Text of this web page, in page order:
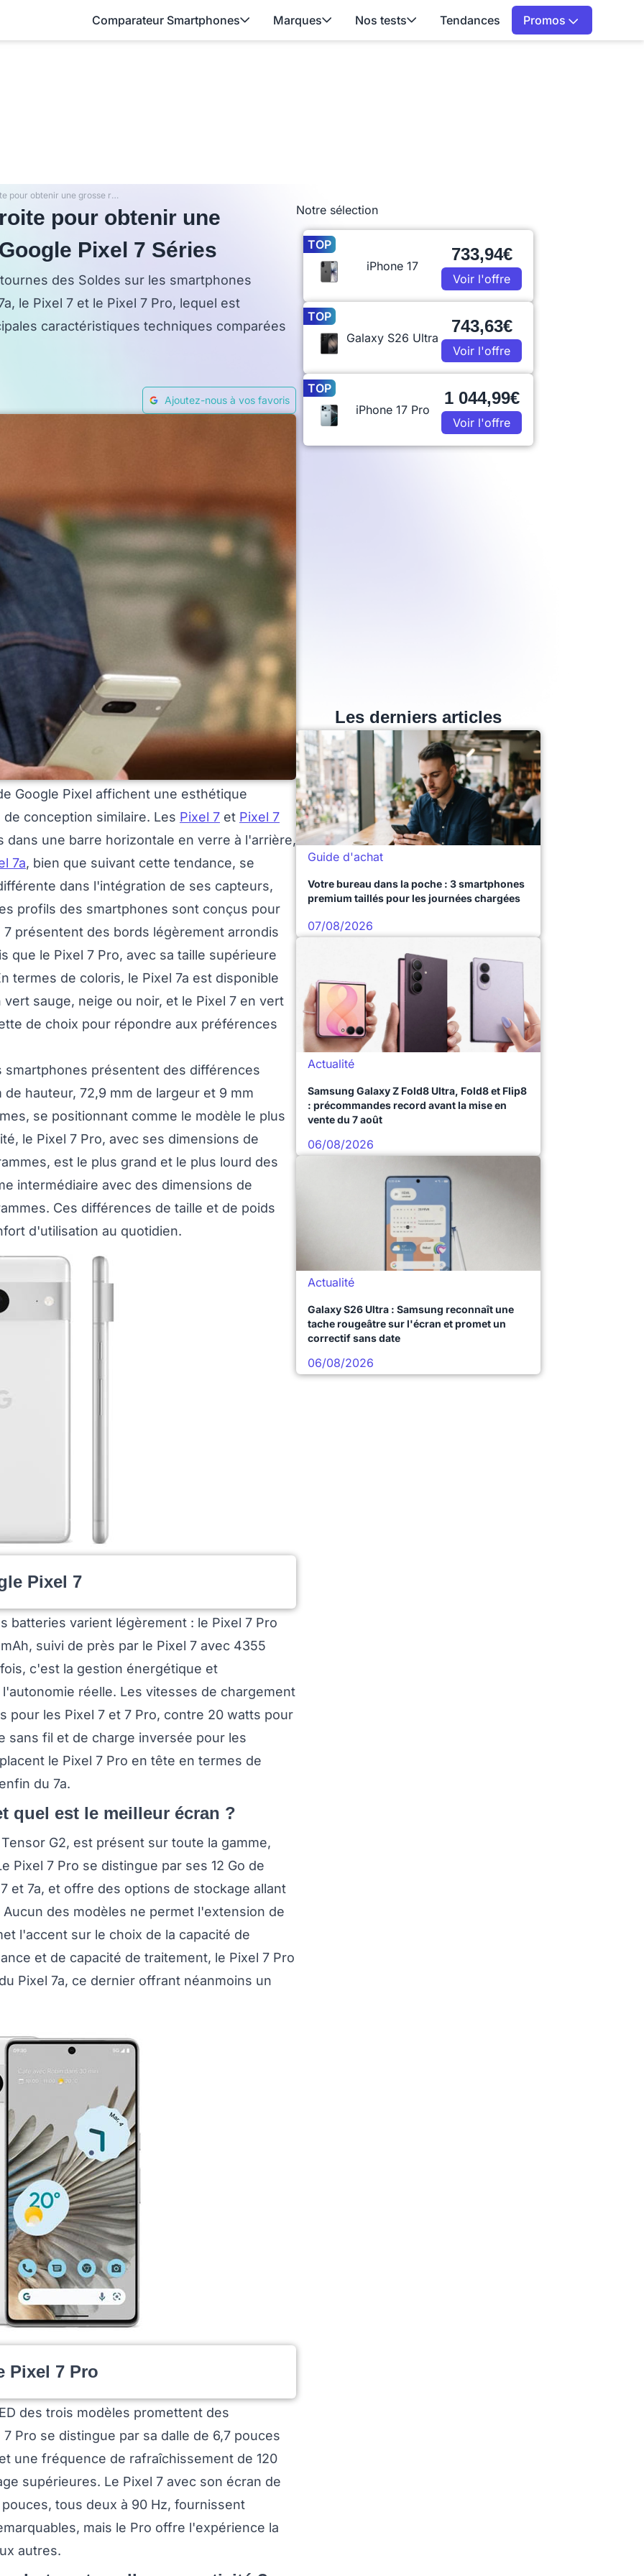
Comparateur Smartphones Marques Nos tests Tendances Promos
Soldes : Dernière ligne droite pour obtenir une grosse ristourne sur les Google Pixel 7 Séries
pour obtenir une
Pixel 7 Séries
des Soldes sur les smartphones
le Pixel 7 et le Pixel 7 Pro, lequel est
caractéristiques techniques comparées
Ajoutez-nous à vos favoris
Google Pixel affichent une esthétique
conception similaire. Les Pixel 7 et Pixel 7
une barre horizontale en verre à l'arrière,
7a, bien que suivant cette tendance, se
dans l'intégration de ses capteurs,
profils des smartphones sont conçus pour
présentent des bords légèrement arrondis
que le Pixel 7 Pro, avec sa taille supérieure
termes de coloris, le Pixel 7a est disponible
sauge, neige ou noir, et le Pixel 7 en vert
de choix pour répondre aux préférences
présentent des différences
hauteur, 72,9 mm de largeur et 9 mm
se positionnant comme le modèle le plus
le Pixel 7 Pro, avec ses dimensions de
est le plus grand et le plus lourd des
intermédiaire avec des dimensions de
Ces différences de taille et de poids
d'utilisation au quotidien.
Pixel 7
batteries varient légèrement : le Pixel 7 Pro
suivi de près par le Pixel 7 avec 4355
c'est la gestion énergétique et
réelle. Les vitesses de chargement
les Pixel 7 et 7 Pro, contre 20 watts pour
sans fil et de charge inversée pour les
le Pixel 7 Pro en tête en termes de
du 7a.
quel est le meilleur écran ?
G2, est présent sur toute la gamme,
Pixel 7 Pro se distingue par ses 12 Go de
et 7a, et offre des options de stockage allant
des modèles ne permet l'extension de
l'accent sur le choix de la capacité de
et de capacité de traitement, le Pixel 7 Pro
Pixel 7a, ce dernier offrant néanmoins un
Pixel 7 Pro
des trois modèles promettent des
Pro se distingue par sa dalle de 6,7 pouces
une fréquence de rafraîchissement de 120
supérieures. Le Pixel 7 avec son écran de
tous deux à 90 Hz, fournissent
mais le Pro offre l'expérience la
autres.
Notre sélection
TOP
iPhone 17
733,94€
Voir l'offre
TOP
Galaxy S26 Ultra
743,63€
Voir l'offre
TOP
iPhone 17 Pro
1 044,99€
Voir l'offre
Les derniers articles
Guide d'achat
Votre bureau dans la poche : 3 smartphones
premium taillés pour les journées chargées
07/08/2026
Actualité
Samsung Galaxy Z Fold8 Ultra, Fold8 et Flip8
: précommandes record avant la mise en
vente du 7 août
06/08/2026
Actualité
Galaxy S26 Ultra : Samsung reconnaît une
tache rougeâtre sur l'écran et promet un
correctif sans date
06/08/2026